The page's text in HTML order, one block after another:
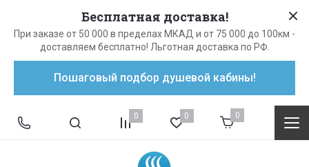
Бесплатная доставка!
При заказе от 50 000 в пределах МКАД и от 75 000 до 100км -
доставляем бесплатно! Льготная доставка по РФ.
Пошаговый подбор душевой кабины!
0 0 0